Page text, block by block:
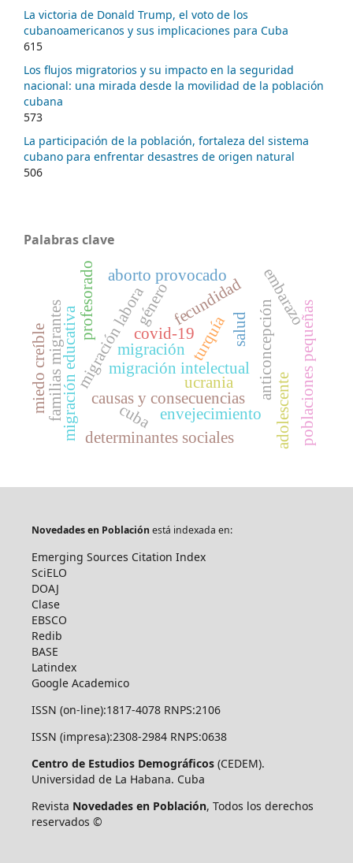
La victoria de Donald Trump, el voto de los
cubanoamericanos y sus implicaciones para Cuba
615
Los flujos migratorios y su impacto en la seguridad
nacional: una mirada desde la movilidad de la población
cubana
573
La participación de la población, fortaleza del sistema
cubano para enfrentar desastres de origen natural
506
Palabras clave
migración
migración labora
migración educativa migración intelectual
profesorado
causas y consecuencias
covid-19
familias migrantes
miedo creíble
cuba
aborto provocado
anticoncepción
fecundidad embarazo
adolescentepoblaciones pequeñas
determinantes sociales
turquía
ucrania
género
envejecimiento
salud
Novedades en Poblaciónestá indexada en:
Emerging Sources Citation Index
SciELO
DOAJ
Clase
EBSCO
Redib
BASE
Latindex
Google Academico
ISSN (on-line):1817-4078 RNPS:2106
ISSN (impresa):2308-2984 RNPS:0638
Centro de Estudios Demográficos(CEDEM).
Universidad de La Habana. Cuba
Revista Novedades en Población, Todos los derechos
reservados ©